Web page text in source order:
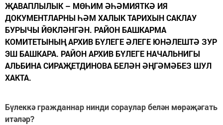
ҖАВАПЛЫЛЫК – МӨҺИМ ӘҺӘМИЯТКӘ ИЯ
ДОКУМЕНТЛАРНЫ ҺӘМ ХАЛЫК ТАРИХЫН САКЛАУ
БУРЫЧЫ ЙӨКЛӘНГӘН. РАЙОН БАШКАРМА
КОМИТЕТЫНЫҢ АРХИВ БҮЛЕГЕ ӘЛЕГЕ ЮНӘЛЕШТӘ ЗУР
ЭШ БАШКАРА. РАЙОН АРХИВ БҮЛЕГЕ НАЧАЛЬНИГЫ
АЛЬБИНА СИРАҖЕТДИНОВА БЕЛӘН ӘҢГӘМӘБЕЗ ШУЛ
ХАКТА.
Бүлеккә гражданнар нинди сораулар белән мөрәҗәгать
итәләр?